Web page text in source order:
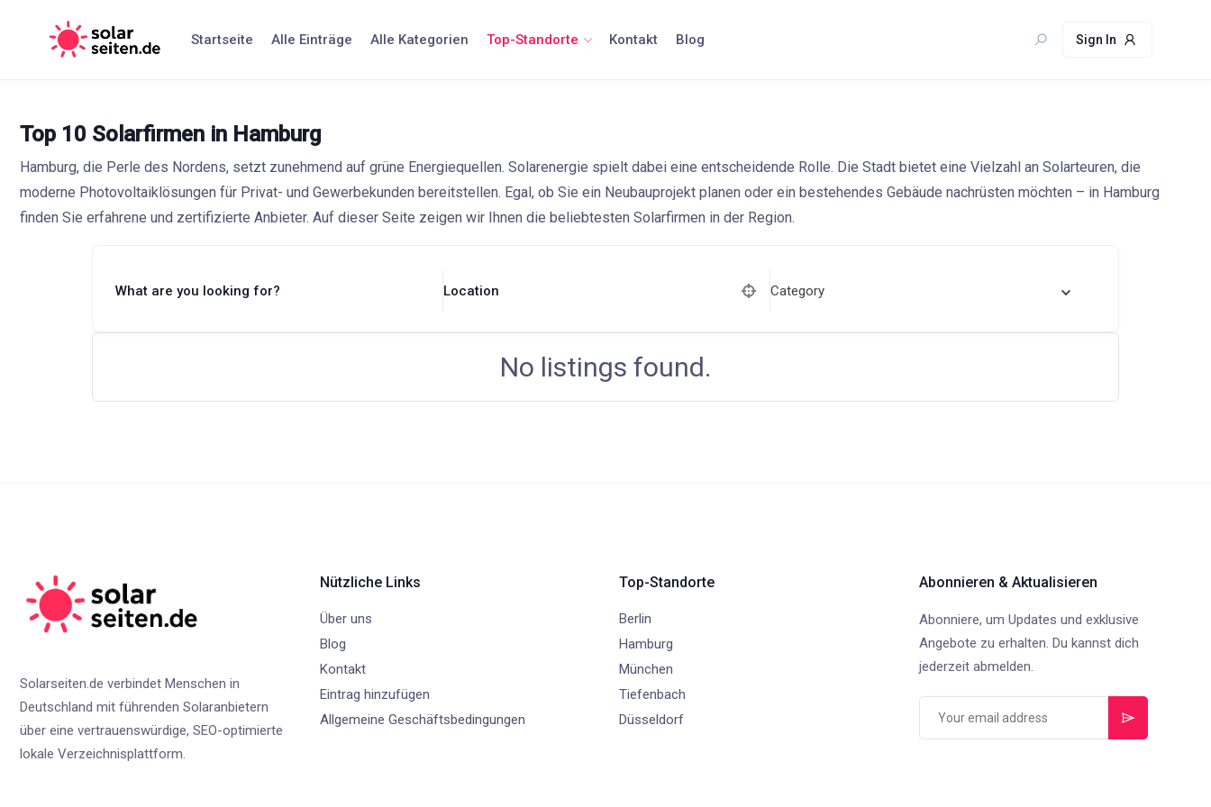
Startseite Alle Einträge Alle Kategorien Top-Standorte Kontakt Blog Sign In
Top 10 Solarfirmen in Hamburg
Hamburg, die Perle des Nordens, setzt zunehmend auf grüne Energiequellen. Solarenergie spielt dabei eine entscheidende Rolle. Die Stadt bietet eine Vielzahl an Solarteuren, die
moderne Photovoltaiklösungen für Privat- und Gewerbekunden bereitstellen. Egal, ob Sie ein Neubauprojekt planen oder ein bestehendes Gebäude nachrüsten möchten – in Hamburg
finden Sie erfahrene und zertifizierte Anbieter. Auf dieser Seite zeigen wir Ihnen die beliebtesten Solarfirmen in der Region.
What are you looking for? Location Category
No listings found.
Solarseiten.de verbindet Menschen in
Deutschland mit führenden Solaranbietern
über eine vertrauenswürdige, SEO-optimierte
lokale Verzeichnisplattform.
Nützliche Links
Über uns
Blog
Kontakt
Eintrag hinzufügen
Allgemeine Geschäftsbedingungen
Top-Standorte
Berlin
Hamburg
München
Tiefenbach
Düsseldorf
Abonnieren & Aktualisieren
Abonniere, um Updates und exklusive
Angebote zu erhalten. Du kannst dich
jederzeit abmelden.